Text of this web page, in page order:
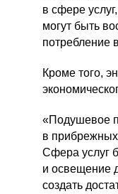
в сфере
могут быть
потребление
Кроме того,
«Подушевое
в
Сфера услуг
и освещение
создать